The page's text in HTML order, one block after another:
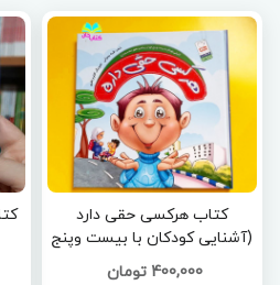
کتاب هرکسی حقی دارد
(آشنایی کودکان با بیست وپنج
حق از رساله ی حقوق امام
400,000 تومان